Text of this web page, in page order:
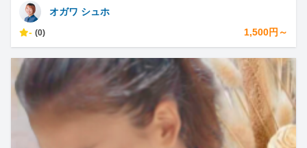
オガワ シュホ
- (0) 1,500円～